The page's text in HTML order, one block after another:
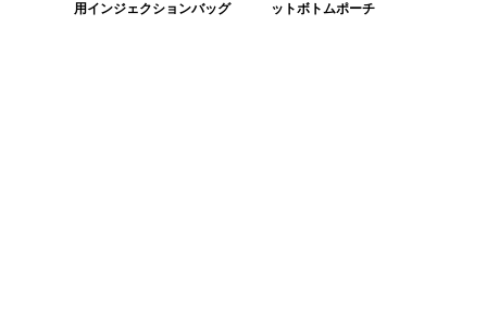
用インジェクションバッグ
ットボトムポーチ